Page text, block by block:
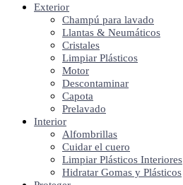
Exterior
Champú para lavado
Llantas & Neumáticos
Cristales
Limpiar Plásticos
Motor
Descontaminar
Capota
Prelavado
Interior
Alfombrillas
Cuidar el cuero
Limpiar Plásticos Interiores
Hidratar Gomas y Plásticos